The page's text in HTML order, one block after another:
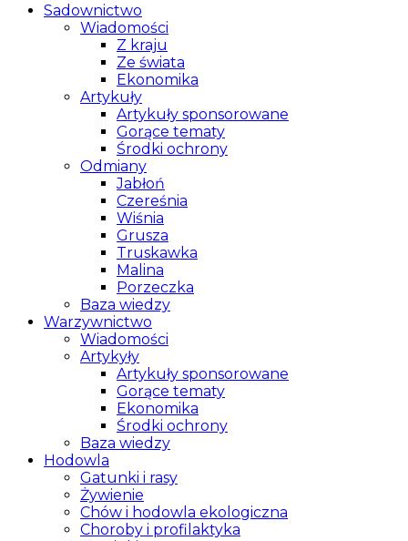
Sadownictwo
Wiadomości
Z kraju
Ze świata
Ekonomika
Artykuły
Artykuły sponsorowane
Gorące tematy
Środki ochrony
Odmiany
Jabłoń
Czereśnia
Wiśnia
Grusza
Truskawka
Malina
Porzeczka
Baza wiedzy
Warzywnictwo
Wiadomości
Artykyły
Artykuły sponsorowane
Gorące tematy
Ekonomika
Środki ochrony
Baza wiedzy
Hodowla
Gatunki i rasy
Żywienie
Chów i hodowla ekologiczna
Choroby i profilaktyka